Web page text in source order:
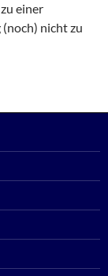
einer
nicht zu